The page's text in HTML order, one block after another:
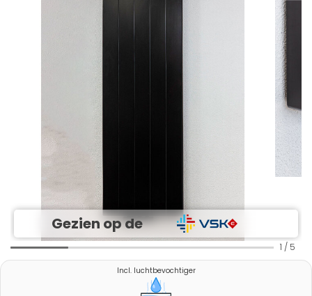
Gezien op de
1 / 5
Incl. luchtbevochtiger